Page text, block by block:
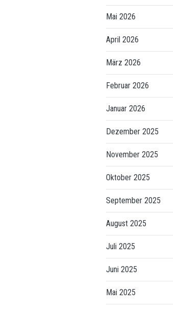
Mai 2026
April 2026
März 2026
Februar 2026
Januar 2026
Dezember 2025
November 2025
Oktober 2025
September 2025
August 2025
Juli 2025
Juni 2025
Mai 2025